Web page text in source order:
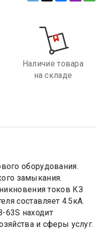
Наличие товара
на складе
оборудования.
замыкания.
токов КЗ
составляет 4.5кА.
63S находит
и сферы услуг.